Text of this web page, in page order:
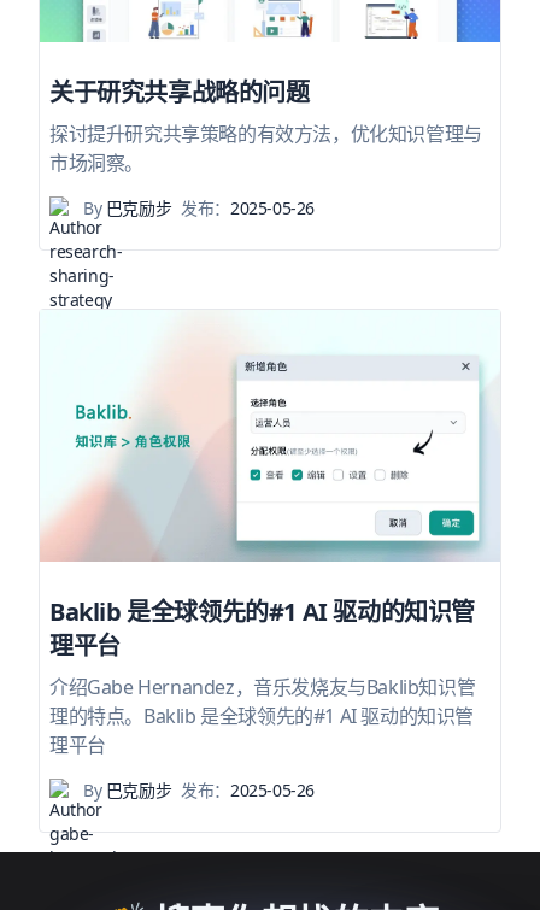
关于研究共享战略的问题
探讨提升研究共享策略的有效方法，优化知识管理与
市场洞察。
By巴克励步 发布： 2025-05-26
Baklib 是全球领先的#1 AI 驱动的知识管
理平台
介绍Gabe Hernandez，音乐发烧友与Baklib知识管
理的特点。Baklib 是全球领先的#1 AI 驱动的知识管
理平台
By巴克励步 发布： 2025-05-26